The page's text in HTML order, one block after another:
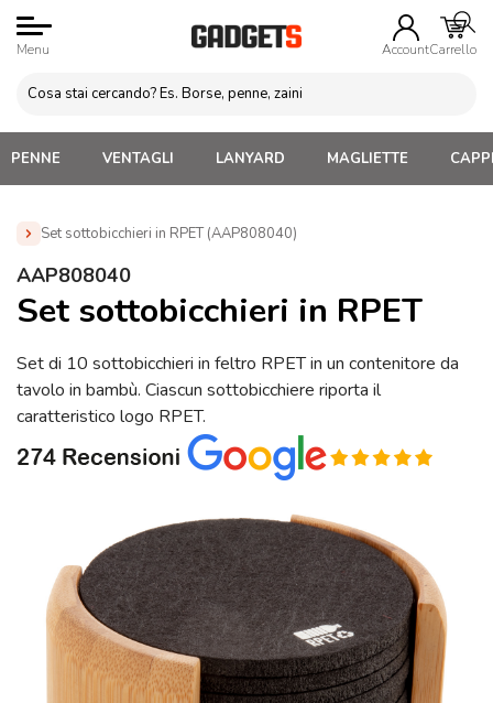
Menu AccountCarrello
PENNE VENTAGLI LANYARD MAGLIETTE
Set sottobicchieri in RPET (AAP808040)
Home » Gadget Cucina
AAP808040
Set sottobicchieri in RPET
Set di 10 sottobicchieri in feltro RPET in un contenitore da
tavolo in bambù. Ciascun sottobicchiere riporta il
caratteristico logo RPET.